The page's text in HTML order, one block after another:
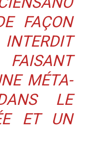
FAÇON
FAISANT
MÉTA-
LE
ET UN